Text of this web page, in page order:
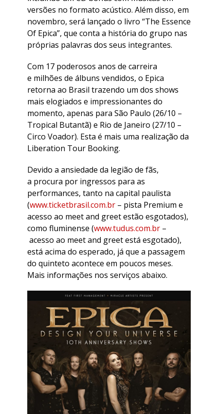
versões no formato acústico. Além disso, em
novembro, será lançado o livro “The Essence
Of Epica”, que conta a história do grupo nas
próprias palavras dos seus integrantes.
Com 17 poderosos anos de carreira
e milhões de álbuns vendidos, o Epica
retorna ao Brasil trazendo um dos shows
mais elogiados e impressionantes do
momento, apenas para São Paulo (26/10 –
Tropical Butantã) e Rio de Janeiro (27/10 –
Circo Voador). Esta é mais uma realização da
Liberation Tour Booking.
Devido a ansiedade da legião de fãs,
a procura por ingressos para as
performances, tanto na capital paulista
(www.ticketbrasil.com.br – pista Premium e
acesso ao meet and greet estão esgotados),
como fluminense (www.tudus.com.br –
acesso ao meet and greet está esgotado),
está acima do esperado, já que a passagem
do quinteto acontece em poucos meses.
Mais informações nos serviços abaixo.